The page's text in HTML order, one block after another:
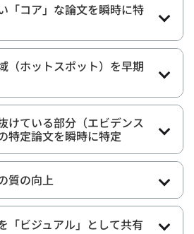
「コア」な論文を瞬時に特
（ホットスポット）を早期
けている部分（エビデンス
特定論文を瞬時に特定
質の向上
「ビジュアル」として共有